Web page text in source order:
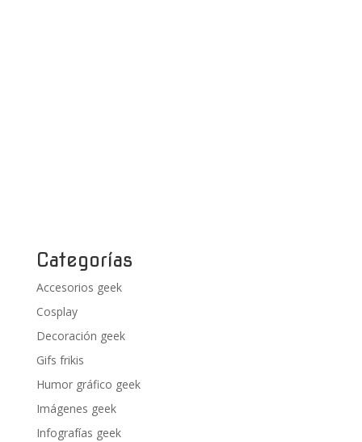
Categorías
Accesorios geek
Cosplay
Decoración geek
Gifs frikis
Humor gráfico geek
Imágenes geek
Infografías geek